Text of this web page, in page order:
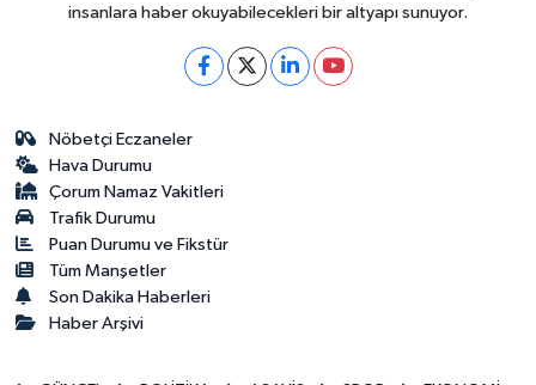
insanlara haber okuyabilecekleri bir altyapı sunuyor.
Nöbetçi Eczaneler
Hava Durumu
Çorum Namaz Vakitleri
Trafik Durumu
Puan Durumu ve Fikstür
Tüm Manşetler
Son Dakika Haberleri
Haber Arşivi